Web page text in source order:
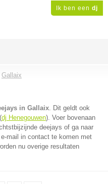
Ik ben een dj
Gallaix
in Gallaix. Dit geldt ook
dj Henegouwen). Voer bovenaan
deejays of ga naar
mail in contact te komen met
nu overige resultaten